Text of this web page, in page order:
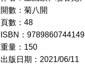
開數：菊八開
頁數：48
ISBN：9789860744149
重量：150
出版日期：2021/06/11